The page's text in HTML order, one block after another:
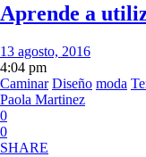
Aprende a
13 agosto, 2016
4:04 pm
Caminar Diseño moda
Paola Martinez
0
0
SHARE